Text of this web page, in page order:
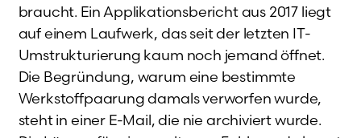
braucht. Ein Applikationsbericht aus 2017 liegt
auf einem Laufwerk, das seit der letzten IT-
Umstrukturierung kaum noch jemand öffnet.
Die Begründung, warum eine bestimmte
Werkstoffpaarung damals verworfen wurde,
steht in einer E-Mail, die nie archiviert wurde.